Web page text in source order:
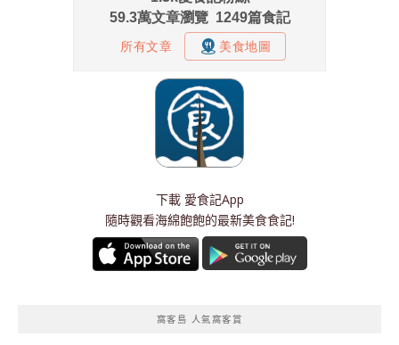
下載 愛食記App
隨時觀看海綿飽飽的最新美食食記!
窩客島 人氣窩客賞